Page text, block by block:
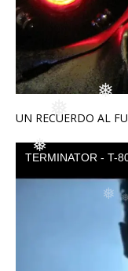
❅
❅
❅
UN RECUERDO AL